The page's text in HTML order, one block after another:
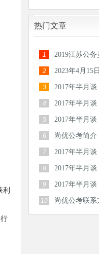
公开招
热门文章
1 2019江苏公
2
2023年4月15
汇总
3 2017年半月谈
4 2017年半月谈
5 2017年半月谈
6 尚优公考简介
7 2017年半月谈
8 2017年半月谈
9 2017年半月谈
10 尚优公考联系